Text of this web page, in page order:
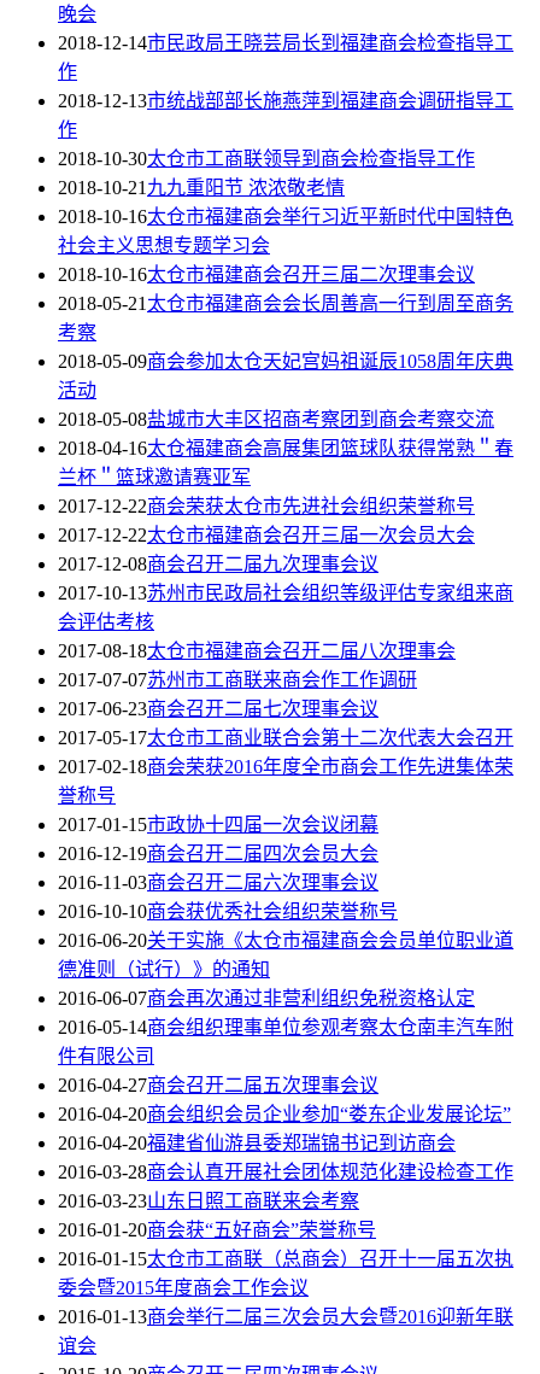
晚会
2018-12-14市民政局王晓芸局长到福建商会检查指导工
作
2018-12-13市统战部部长施燕萍到福建商会调研指导工
作
2018-10-30太仓市工商联领导到商会检查指导工作
2018-10-21九九重阳节 浓浓敬老情
2018-10-16太仓市福建商会举行习近平新时代中国特色
社会主义思想专题学习会
2018-10-16太仓市福建商会召开三届二次理事会议
2018-05-21太仓市福建商会会长周善高一行到周至商务
考察
2018-05-09商会参加太仓天妃宫妈祖诞辰1058周年庆典
活动
2018-05-08盐城市大丰区招商考察团到商会考察交流
2018-04-16太仓福建商会高展集团篮球队获得常熟＂春
兰杯＂篮球邀请赛亚军
2017-12-22商会荣获太仓市先进社会组织荣誉称号
2017-12-22太仓市福建商会召开三届一次会员大会
2017-12-08商会召开二届九次理事会议
2017-10-13苏州市民政局社会组织等级评估专家组来商
会评估考核
2017-08-18太仓市福建商会召开二届八次理事会
2017-07-07苏州市工商联来商会作工作调研
2017-06-23商会召开二届七次理事会议
2017-05-17太仓市工商业联合会第十二次代表大会召开
2017-02-18商会荣获2016年度全市商会工作先进集体荣
誉称号
2017-01-15市政协十四届一次会议闭幕
2016-12-19商会召开二届四次会员大会
2016-11-03商会召开二届六次理事会议
2016-10-10商会获优秀社会组织荣誉称号
2016-06-20关于实施《太仓市福建商会会员单位职业道
德准则（试行）》的通知
2016-06-07商会再次通过非营利组织免税资格认定
2016-05-14商会组织理事单位参观考察太仓南丰汽车附
件有限公司
2016-04-27商会召开二届五次理事会议
2016-04-20商会组织会员企业参加“娄东企业发展论坛”
2016-04-20福建省仙游县委郑瑞锦书记到访商会
2016-03-28商会认真开展社会团体规范化建设检查工作
2016-03-23山东日照工商联来会考察
2016-01-20商会获“五好商会”荣誉称号
2016-01-15太仓市工商联（总商会）召开十一届五次执
委会暨2015年度商会工作会议
2016-01-13商会举行二届三次会员大会暨2016迎新年联
谊会